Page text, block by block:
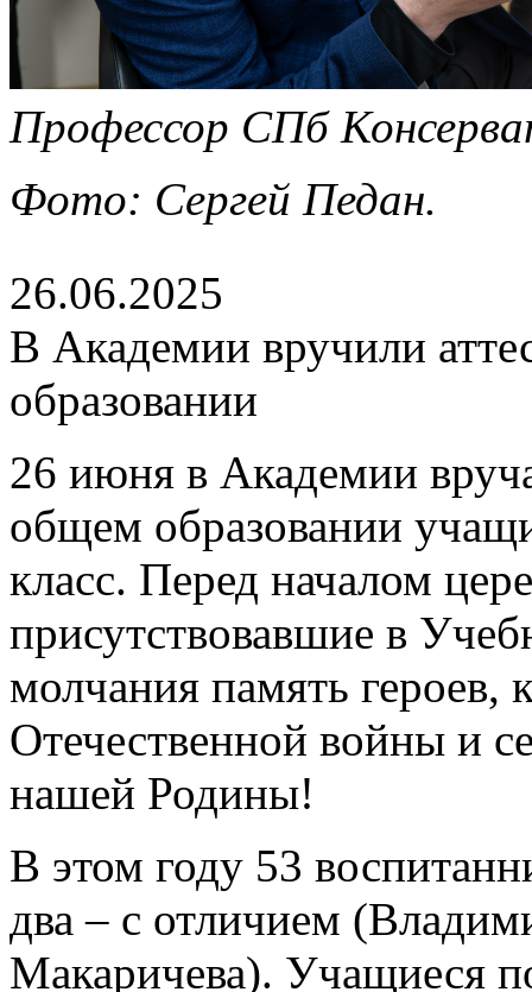
Профессор СПб
Фото: Сергей Педан.
26.06.2025
В Академии вручили
образовании
26 июня в Академии
общем образовании
класс. Перед началом
присутствовавшие в
молчания память героев,
Отечественной войны и
нашей Родины!
В этом году 53
два – с отличием
Макаричева). Учащиеся